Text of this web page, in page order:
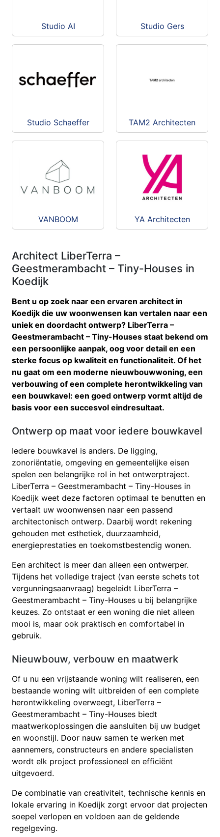
Studio AI Studio Gers
Studio Schaeffer TAM2 Architecten
VANBOOM YA Architecten
Architect LiberTerra –
Geestmerambacht – Tiny-Houses in
Koedijk
Bent u op zoek naar een ervaren architect in
Koedijk die uw woonwensen kan vertalen naar een
uniek en doordacht ontwerp? LiberTerra –
Geestmerambacht – Tiny-Houses staat bekend om
een persoonlijke aanpak, oog voor detail en een
sterke focus op kwaliteit en functionaliteit. Of het
nu gaat om een moderne nieuwbouwwoning, een
verbouwing of een complete herontwikkeling van
een bouwkavel: een goed ontwerp vormt altijd de
basis voor een succesvol eindresultaat.
Ontwerp op maat voor iedere bouwkavel
Iedere bouwkavel is anders. De ligging,
zonoriëntatie, omgeving en gemeentelijke eisen
spelen een belangrijke rol in het ontwerptraject.
LiberTerra – Geestmerambacht – Tiny-Houses in
Koedijk weet deze factoren optimaal te benutten en
vertaalt uw woonwensen naar een passend
architectonisch ontwerp. Daarbij wordt rekening
gehouden met esthetiek, duurzaamheid,
energieprestaties en toekomstbestendig wonen.
Een architect is meer dan alleen een ontwerper.
Tijdens het volledige traject (van eerste schets tot
vergunningsaanvraag) begeleidt LiberTerra –
Geestmerambacht – Tiny-Houses u bij belangrijke
keuzes. Zo ontstaat er een woning die niet alleen
mooi is, maar ook praktisch en comfortabel in
gebruik.
Nieuwbouw, verbouw en maatwerk
Of u nu een vrijstaande woning wilt realiseren, een
bestaande woning wilt uitbreiden of een complete
herontwikkeling overweegt, LiberTerra –
Geestmerambacht – Tiny-Houses biedt
maatwerkoplossingen die aansluiten bij uw budget
en woonstijl. Door nauw samen te werken met
aannemers, constructeurs en andere specialisten
wordt elk project professioneel en efficiënt
uitgevoerd.
De combinatie van creativiteit, technische kennis en
lokale ervaring in Koedijk zorgt ervoor dat projecten
soepel verlopen en voldoen aan de geldende
regelgeving.